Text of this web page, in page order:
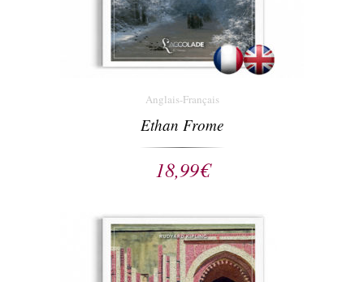
Anglais-Français
Ethan Frome
18,99€